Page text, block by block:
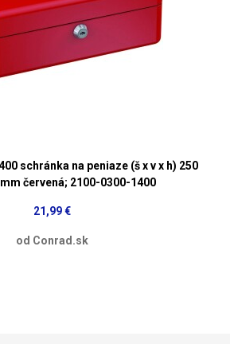
schránka na peniaze (š x v x h) 250
mm červená; 2100-0300-1400
21,99 €
od Conrad.sk